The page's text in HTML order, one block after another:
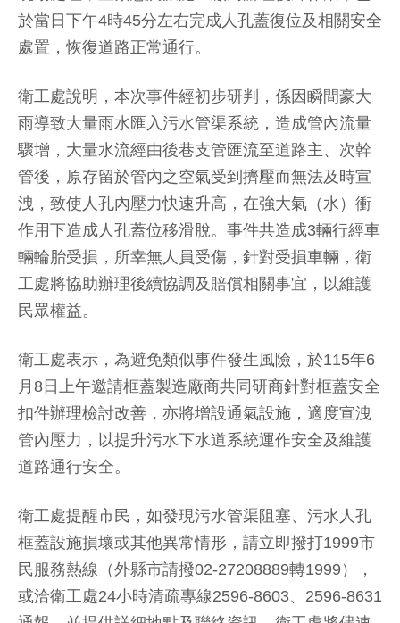
於當日下午4時45分左右完成人孔蓋復位及相關安全
處置，恢復道路正常通行。
衛工處說明，本次事件經初步研判，係因瞬間豪大
雨導致大量雨水匯入污水管渠系統，造成管內流量
驟增，大量水流經由後巷支管匯流至道路主、次幹
管後，原存留於管內之空氣受到擠壓而無法及時宣
洩，致使人孔內壓力快速升高，在強大氣（水）衝
作用下造成人孔蓋位移滑脫。事件共造成3輛行經車
輛輪胎受損，所幸無人員受傷，針對受損車輛，衛
工處將協助辦理後續協調及賠償相關事宜，以維護
民眾權益。
衛工處表示，為避免類似事件發生風險，於115年6
月8日上午邀請框蓋製造廠商共同研商針對框蓋安全
扣件辦理檢討改善，亦將增設通氣設施，適度宣洩
管內壓力，以提升污水下水道系統運作安全及維護
道路通行安全。
衛工處提醒市民，如發現污水管渠阻塞、污水人孔
框蓋設施損壞或其他異常情形，請立即撥打1999市
民服務熱線（外縣市請撥02-27208889轉1999），
或洽衛工處24小時清疏專線2596-8603、2596-8631